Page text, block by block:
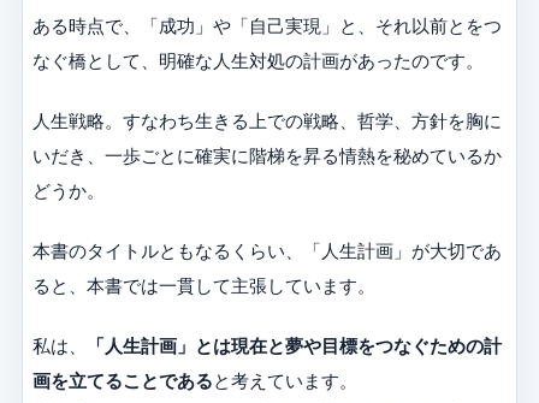
ある時点で、「成功」や「自己実現」と、それ以前とをつ
なぐ橋として、明確な人生対処の計画があったのです。
人生戦略。すなわち生きる上での戦略、哲学、方針を胸に
いだき、一歩ごとに確実に階梯を昇る情熱を秘めているか
どうか。
本書のタイトルともなるくらい、「人生計画」が大切であ
ると、本書では一貫して主張しています。
私は、
「人生計画」とは現在と夢や目標をつなぐための計
画を立てることであると考えています。